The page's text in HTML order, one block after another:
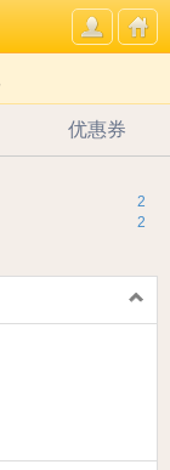
优惠券
2
2